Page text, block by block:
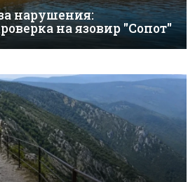
нарушения:
на язовир "Сопот"